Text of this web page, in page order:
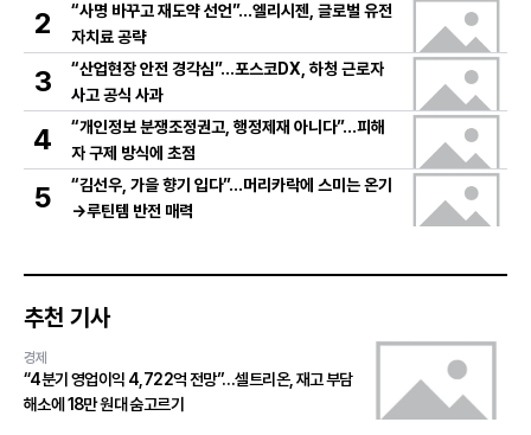
2
“사명 바꾸고 재도약 선언”…엘리시젠, 글로벌 유전
자치료 공략
3
“산업현장 안전 경각심”…포스코DX, 하청 근로자
사고 공식 사과
4
“개인정보 분쟁조정권고, 행정제재 아니다”…피해
자 구제 방식에 초점
5
“김선우, 가을 향기 입다”…머리카락에 스미는 온기
→루틴템 반전 매력
추천 기사
경제
“4분기 영업이익 4,722억 전망”…셀트리온, 재고 부담
해소에 18만 원대 숨고르기